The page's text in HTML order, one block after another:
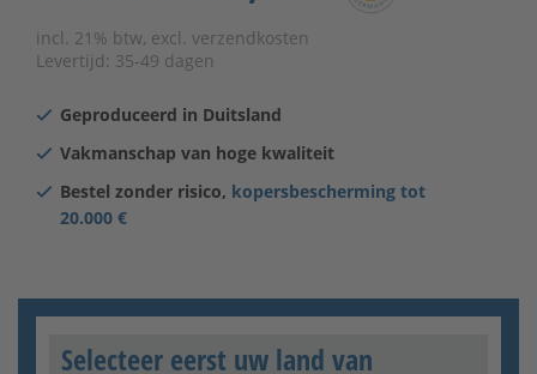
incl. 21% btw, excl. verzendkosten
Levertijd: 35-49 dagen
Geproduceerd in Duitsland
Vakmanschap van hoge kwaliteit
Bestel zonder risico, kopersbescherming tot
20.000 €
Selecteer eerst uw land van